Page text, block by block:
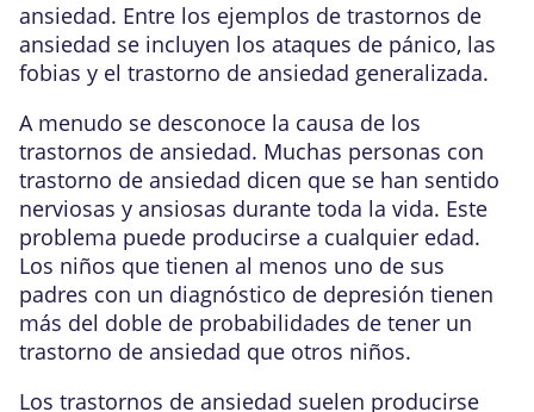
ansiedad. Entre los ejemplos de trastornos de
ansiedad se incluyen los ataques de pánico, las
fobias y el trastorno de ansiedad generalizada.
A menudo se desconoce la causa de los
trastornos de ansiedad. Muchas personas con
trastorno de ansiedad dicen que se han sentido
nerviosas y ansiosas durante toda la vida. Este
problema puede producirse a cualquier edad.
Los niños que tienen al menos uno de sus
padres con un diagnóstico de depresión tienen
más del doble de probabilidades de tener un
trastorno de ansiedad que otros niños.
Los trastornos de ansiedad suelen producirse